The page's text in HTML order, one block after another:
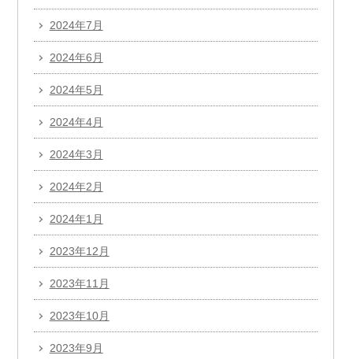
2024年7月
2024年6月
2024年5月
2024年4月
2024年3月
2024年2月
2024年1月
2023年12月
2023年11月
2023年10月
2023年9月